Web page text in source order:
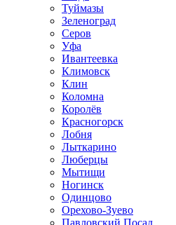
Туймазы
Зеленоград
Серов
Уфа
Ивантеевка
Климовск
Клин
Коломна
Королёв
Красногорск
Лобня
Лыткарино
Люберцы
Мытищи
Ногинск
Одинцово
Орехово-Зуево
Павловский Посад